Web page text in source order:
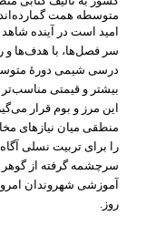
متوسطه همت گمارده
امید است در آینده
سر فصلها، با هدفها و
درسی شیمی دورۀ
بیشتر و قیمتی مناسب
این مرز و بوم قرار می
منطقی میان نیازهای
را برای تربیت نسلی
سرچشمه گرفته از گوهر
آموزشی شهروندان
روز.